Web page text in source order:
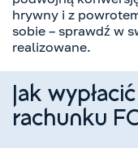
hrywny i z
sobie – sprawdź w
realizowane.
Jak
rachunku